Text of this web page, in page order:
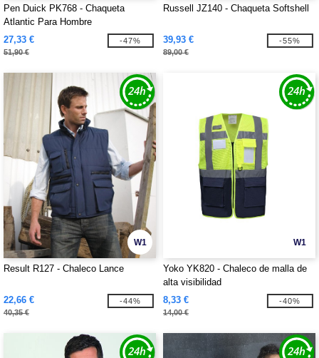
Pen Duick PK768 - Chaqueta
Atlantic Para Hombre
27,33 €
51,90 €
-47%
Russell JZ140 - Chaqueta Softshell
39,93 €
89,00 €
-55%
W1
Result R127 - Chaleco Lance
22,66 €
40,35 €
-44%
W1
Yoko YK820 - Chaleco de malla de
alta visibilidad
8,33 €
14,00 €
-40%